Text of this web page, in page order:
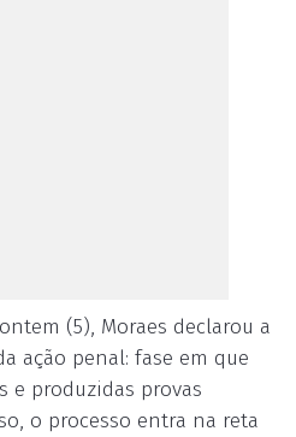
(5), Moraes declarou a
ação penal: fase em que
e produzidas provas
o processo entra na reta